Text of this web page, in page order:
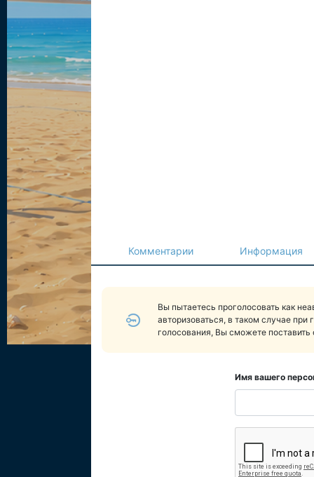
Комментарии Информация
Вы пытаетесь проголосовать как
авторизоваться, в таком случае при
голосования, Вы сможете поставить
Имя вашего